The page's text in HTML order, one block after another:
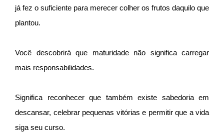
já fez o suficiente para merecer colher os frutos daquilo que
plantou.
Você descobrirá que maturidade não significa carregar
mais responsabilidades.
Significa reconhecer que também existe sabedoria em
descansar, celebrar pequenas vitórias e permitir que a vida
siga seu curso.